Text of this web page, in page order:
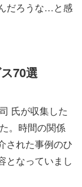
だろうな…と感
70選
氏が収集した
。時間の関係
された事例のひ
となっていまし